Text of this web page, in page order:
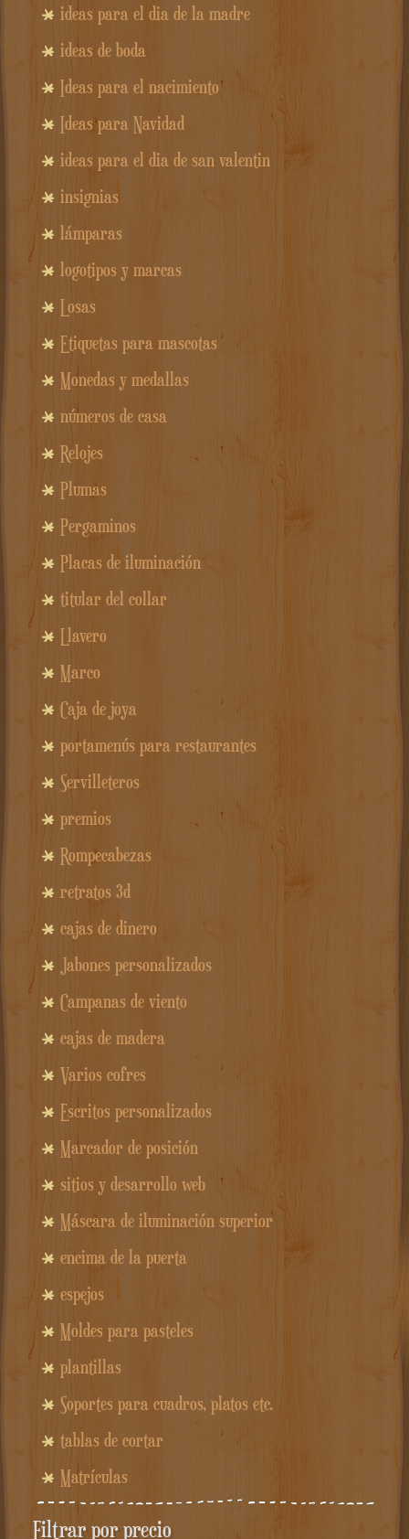
ideas para el dia de la madre
ideas de boda
Ideas para el nacimiento
Ideas para Navidad
ideas para el dia de san valentin
insignias
lámparas
logotipos y marcas
Losas
Etiquetas para mascotas
Monedas y medallas
números de casa
Relojes
Plumas
Pergaminos
Placas de iluminación
titular del collar
Llavero
Marco
Caja de joya
portamenús para restaurantes
Servilleteros
premios
Rompecabezas
retratos 3d
cajas de dinero
Jabones personalizados
Campanas de viento
cajas de madera
Varios cofres
Escritos personalizados
Marcador de posición
sitios y desarrollo web
Máscara de iluminación superior
encima de la puerta
espejos
Moldes para pasteles
plantillas
Soportes para cuadros, platos etc.
tablas de cortar
Matrículas
Filtrar por precio